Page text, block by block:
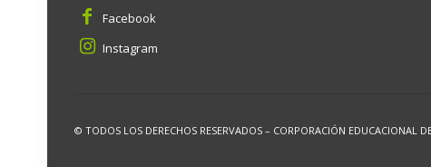
Facebook
Instagram
© TODOS LOS DERECHOS RESERVADOS – CORPORACIÓN EDUCACIONAL